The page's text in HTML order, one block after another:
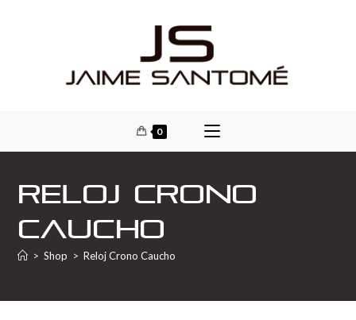
0
Reloj Crono
Caucho
> Shop > Reloj Crono Caucho